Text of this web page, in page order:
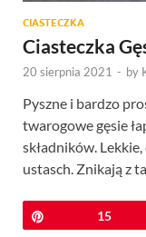
CIASTECZKA
Ciasteczka
20 sierpnia 2021 - by
Pyszne i bardzo
twarogowe gęsie
składników.
ustasch. Znikają z
Przypnij15